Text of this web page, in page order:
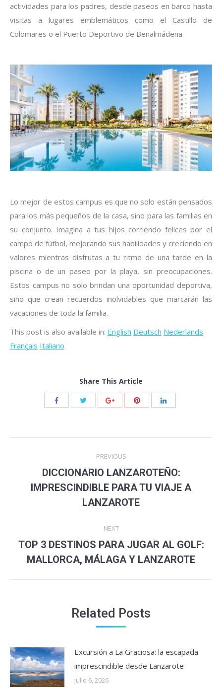
actividades para los padres, desde paseos en barco hasta
visitas a lugares emblemáticos como el Castillo de
Colomares o el Puerto Deportivo de Benalmádena.
Lo mejor de estos campus es que no solo están pensados
para los más pequeños de la casa, sino para las familias en
su conjunto. Imagina a tus hijos corriendo felices por el
campo de fútbol, mejorando sus habilidades y creciendo en
valores mientras disfrutas a tu ritmo de una tarde en la
piscina o de un paseo por la playa, sin preocupaciones.
Estos campus no solo brindan una oportunidad deportiva,
sino que crean recuerdos inolvidables que marcarán las
vacaciones de toda la familia.
This post is also available in: English Deutsch Nederlands
Français Italiano
Share This Article
navigation
PREVIOUS
Previous
post:
DICCIONARIO LANZAROTEÑO:
IMPRESCINDIBLE PARA TU VIAJE A
LANZAROTE
NEXT
Next
post:
TOP 3 DESTINOS PARA JUGAR AL GOLF:
MALLORCA, MÁLAGA Y LANZAROTE
Related Posts
Excursión a La Graciosa: la escapada
imprescindible desde Lanzarote
julio 6, 2026